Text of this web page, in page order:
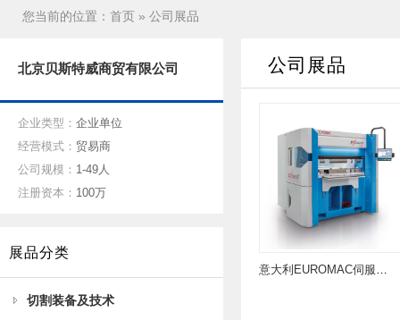
您当前的位置： 首页 » 公司展品
北京贝斯特威商贸有限公司
企业类型： 企业单位
经营模式： 贸易商
公司规模： 1-49人
注册资本： 100万
展品分类
切割装备及技术
公司展品
意大利EUROMAC伺服数控折弯机